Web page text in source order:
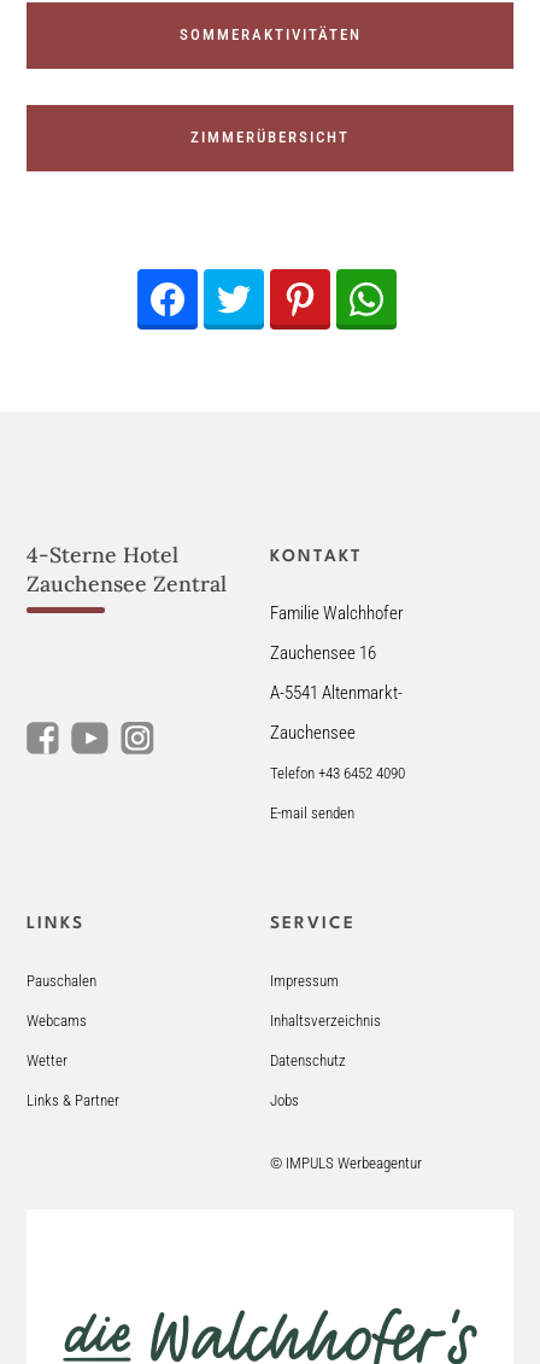
SOMMERAKTIVITÄTEN
ZIMMERÜBERSICHT
Facebook Twitter Pinterest
4-Sterne Hotel
Zauchensee Zentral
KONTAKT
Familie Walchhofer
Zauchensee 16
A-5541 Altenmarkt-
Zauchensee
Telefon +43 6452 4090
E-mail senden
LINKS
Pauschalen
Webcams
Wetter
Links & Partner
SERVICE
Impressum
Inhaltsverzeichnis
Datenschutz
Jobs
© IMPULS Werbeagentur